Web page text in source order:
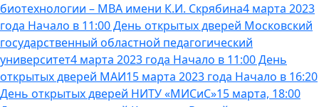
биотехнологии – МВА имени К.И. Скрябина4 марта 2023
года Начало в 11:00 День открытых дверей Московский
государственный областной педагогический
университет4 марта 2023 года Начало в 11:00 День
открытых дверей МАИ15 марта 2023 года Начало в 16:20
День открытых дверей НИТУ «МИСиС»15 марта, 18:00